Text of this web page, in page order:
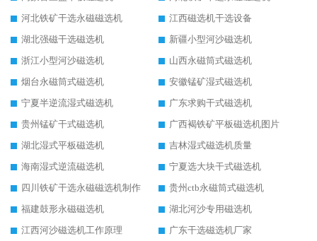
河北铁矿干选永磁磁选机
江西磁选机干选设备
湖北强磁干选磁选机
新疆小型河沙磁选机
浙江小型河沙磁选机
山西永磁筒式磁选机
烟台永磁筒式磁选机
安徽锰矿湿式磁选机
宁夏半逆流湿式磁选机
广东求购干式磁选机
贵州锰矿干式磁选机
广西褐铁矿平板磁选机图片
湖北湿式平板磁选机
吉林湿式磁选机质量
海南湿式逆流磁选机
宁夏选大块干式磁选机
四川铁矿干选永磁磁选机制作
贵州ctb永磁筒式磁选机
福建鼓形永磁磁选机
湖北河沙专用磁选机
江西河沙磁选机工作原理
广东干选磁选机厂家